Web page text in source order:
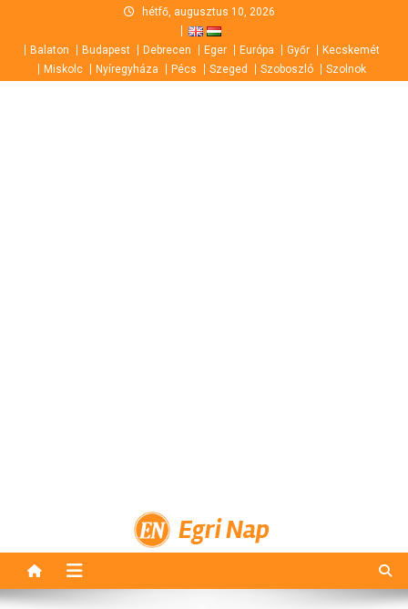
content
hétfő, augusztus 10, 2026
Balaton Budapest Debrecen Eger Európa Győr
Kecskemét
Miskolc
Nyíregyháza Pécs Szeged Szoboszló Szolnok
Egri Nap